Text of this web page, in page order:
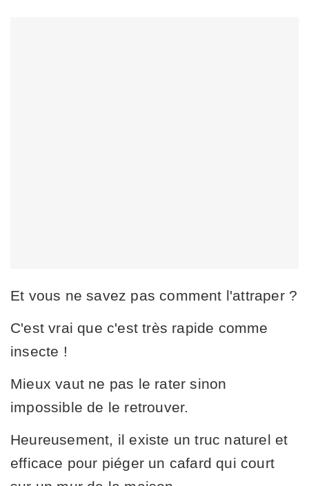
Et vous ne savez pas comment l'attraper ?
C'est vrai que c'est très rapide comme
insecte !
Mieux vaut ne pas le rater sinon
impossible de le retrouver.
Heureusement, il existe un truc naturel et
efficace pour piéger un cafard qui court